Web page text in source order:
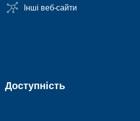
Інші веб-сайти
Доступність